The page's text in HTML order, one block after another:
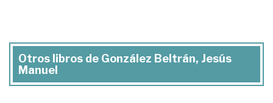
Otros libros de González Beltrán, Jesús
Manuel